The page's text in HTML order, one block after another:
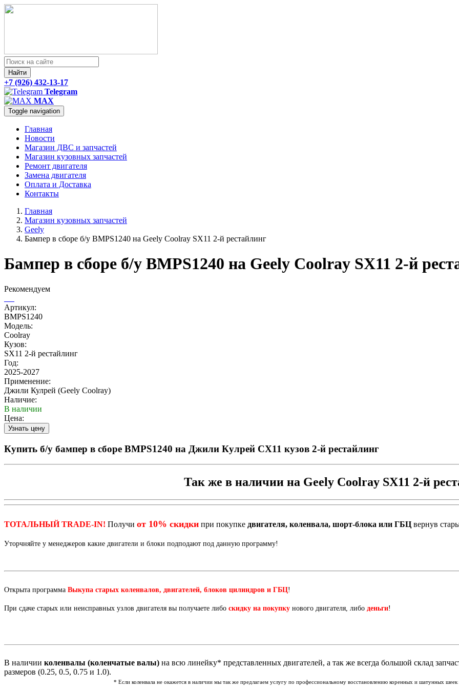
Найти
+7 (926) 432-13-17
Telegram
MAX
Toggle navigation
Главная
Новости
Магазин ДВС и запчастей
Магазин кузовных запчастей
Ремонт двигателя
Замена двигателя
Оплата и Доставка
Контакты
Главная
Магазин кузовных запчастей
Geely
Бампер в сборе б/у BMPS1240 на Geely Coolray SX11 2-й рестайлинг
Бампер в сборе б/у BMPS1240 на Geely Coolray SX11 2-й
Рекомендуем
Артикул:
BMPS1240
Модель:
Coolray
Кузов:
SX11 2-й рестайлинг
Год:
2025-2027
Применение:
Джили Кулрей (Geely Coolray)
Наличие:
В наличии
Цена:
Купить б/у бампер в сборе BMPS1240 на Джили Кулрей СХ11 кузов 2-й рестайлинг
Так же в наличии на Geely Coolray SX11 2-й
ТОТАЛЬНЫЙ TRADE-IN! Получи от 10% скидки при покупке двигателя, коленвала, шорт-блока или ГБЦ вернув
Уторчняйте у менеджеров какие двигатели и блоки подподают под данную программу!
Открыта программа Выкупа старых коленвалов, двигателей, блоков цилиндров и ГБЦ!
При сдаче старых или неисправных узлов двигателя вы получаете либо скидку на покупку нового двигателя, либо деньги!
В наличии коленвалы (коленчатые валы) на всю линейку* представленных двигателей, а так же всегда большой склад
размеров (0.25, 0.5, 0.75 и 1.0).
* Если коленвала не окажется в наличии мы так же предлагаем услугу по профессиональному восстановлению коренных и шатунных шеек